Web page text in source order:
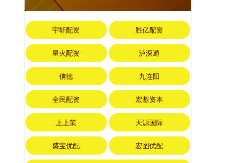
宇轩配资 胜亿配资
星火配资 泸深通
信德 九连阳
全民配资 宏基资本
上上策 天源国际
盛宝优配 宏图优配